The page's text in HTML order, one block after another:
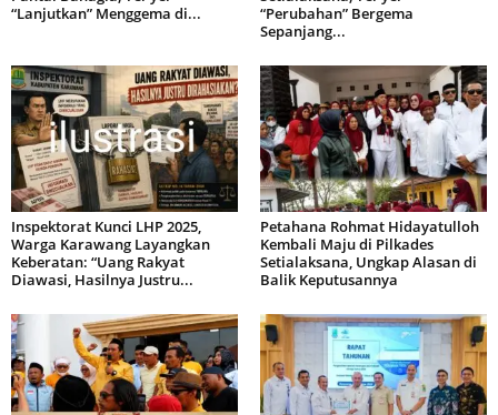
“Lanjutkan” Menggema di...
“Perubahan” Bergema
Sepanjang...
Inspektorat Kunci LHP 2025,
Warga Karawang Layangkan
Keberatan: “Uang Rakyat
Diawasi, Hasilnya Justru...
Petahana Rohmat Hidayatulloh
Kembali Maju di Pilkades
Setialaksana, Ungkap Alasan di
Balik Keputusannya